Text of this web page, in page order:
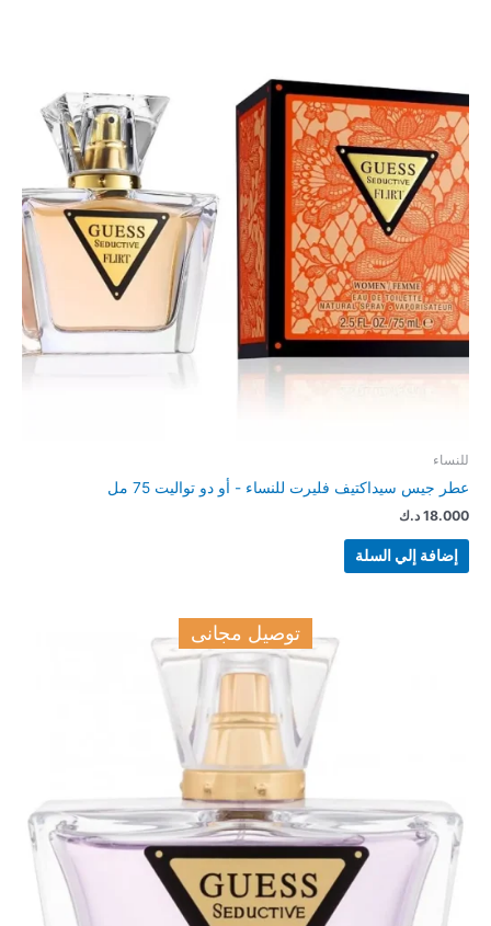
للنساء
عطر جيس سيداكتيف فليرت للنساء - أو دو تواليت 75 مل
18.000 د.ك
إضافة إلي السلة
توصيل مجانى